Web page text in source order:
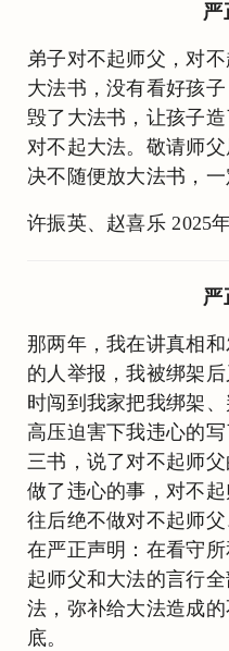
严
弟子对不起师父，对
大法书，没有看好孩
毁了大法书，让孩子
对不起大法。敬请师
决不随便放大法书，一
许振英、赵喜乐 2025
严
那两年，我在讲真相
的人举报，我被绑架
时闯到我家把我绑架
高压迫害下我违心的
三书，说了对不起师
做了违心的事，对不
往后绝不做对不起师
在严正声明：在看守
起师父和大法的言行
法，弥补给大法造成
底。